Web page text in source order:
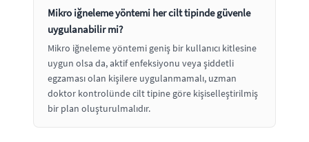
Mikro iğneleme yöntemi her cilt tipinde güvenle
uygulanabilir mi?
Mikro iğneleme yöntemi geniş bir kullanıcı kitlesine
uygun olsa da, aktif enfeksiyonu veya şiddetli
egzaması olan kişilere uygulanmamalı, uzman
doktor kontrolünde cilt tipine göre kişiselleştirilmiş
bir plan oluşturulmalıdır.